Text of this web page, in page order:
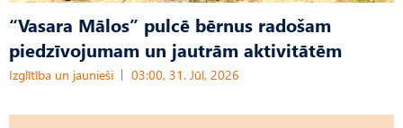
“Vasara Mālos” pulcē bērnus radošam
piedzīvojumam un jautrām aktivitātēm
Izglītība un jaunieši 03:00, 31. Jūl, 2026